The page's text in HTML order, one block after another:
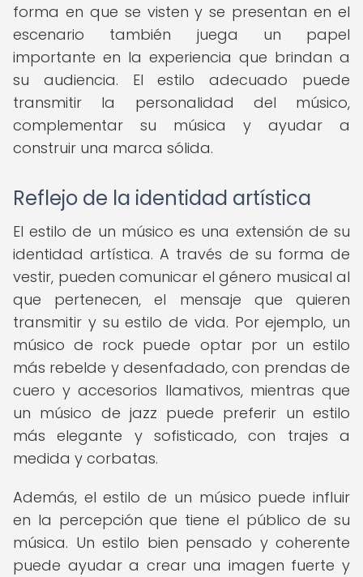
forma en que se visten y se presentan en el
escenario también juega un papel
importante en la experiencia que brindan a
su audiencia. El estilo adecuado puede
transmitir la personalidad del músico,
complementar su música y ayudar a
construir una marca sólida.
Reflejo de la identidad artística
El estilo de un músico es una extensión de su
identidad artística. A través de su forma de
vestir, pueden comunicar el género musical al
que pertenecen, el mensaje que quieren
transmitir y su estilo de vida. Por ejemplo, un
músico de rock puede optar por un estilo
más rebelde y desenfadado, con prendas de
cuero y accesorios llamativos, mientras que
un músico de jazz puede preferir un estilo
más elegante y sofisticado, con trajes a
medida y corbatas.
Además, el estilo de un músico puede influir
en la percepción que tiene el público de su
música. Un estilo bien pensado y coherente
puede ayudar a crear una imagen fuerte y